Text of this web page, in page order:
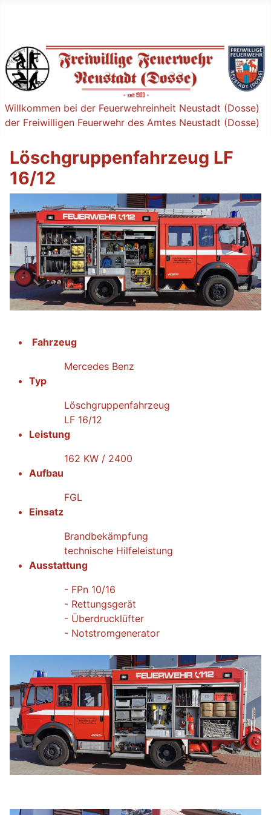
Willkommen bei der Feuerwehreinheit Neustadt (Dosse)
der Freiwilligen Feuerwehr des Amtes Neustadt (Dosse)
Löschgruppenfahrzeug LF
16/12
Fahrzeug
Mercedes Benz
Typ
Löschgruppenfahrzeug
LF 16/12
Leistung
162 KW / 2400
Aufbau
FGL
Einsatz
Brandbekämpfung
technische Hilfeleistung
Ausstattung
- FPn 10/16
- Rettungsgerät
- Überdrucklüfter
- Notstromgenerator